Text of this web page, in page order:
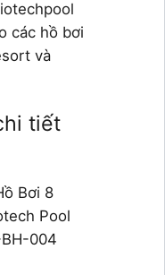
các hồ bơi
và
tiết
Bơi 8
Pool
004